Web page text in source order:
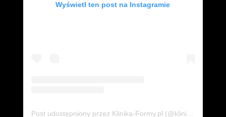
Wyświetl ten post na Instagramie